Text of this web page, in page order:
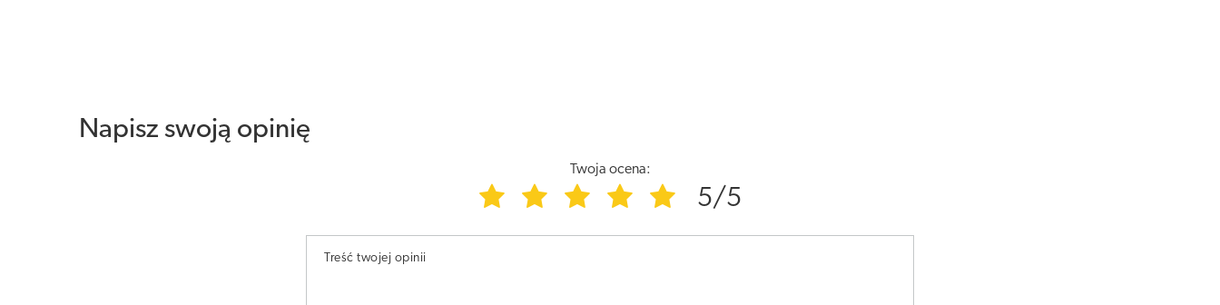
Napisz swoją opinię
Twoja ocena:
5/5
Treść twojej opinii